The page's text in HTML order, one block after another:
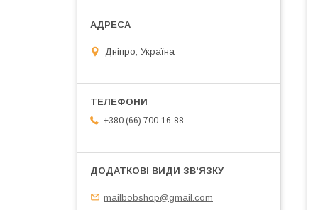
Дніпро, Україна
+380 (66) 700-16-88
mailbobshop@gmail.com